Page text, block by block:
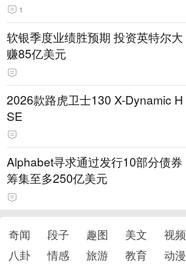
1
软银季度业绩胜预期 投资英特尔大
赚85亿美元
2026款路虎卫士130 X-Dynamic H
SE
Alphabet寻求通过发行10部分债券
筹集至多250亿美元
奇闻 段子 趣图 美文 视频
八卦
情感 旅游 教育 动漫